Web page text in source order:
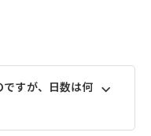
すが、日数は何